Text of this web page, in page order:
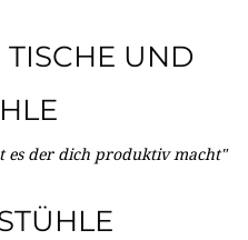
UND
es der dich produktiv macht"